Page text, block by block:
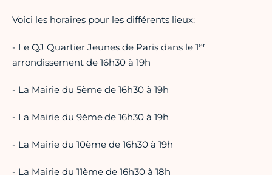
Voici les horaires pour les différents lieux:
- Le QJ Quartier Jeunes de Paris dans le 1er
arrondissement de 16h30 à 19h
- La Mairie du 5ème de 16h30 à 19h
- La Mairie du 9èmede 16h30 à 19h
- La Mairie du 10ème de 16h30 à 19h
- La Mairie du 11ème de 16h30 à 18h